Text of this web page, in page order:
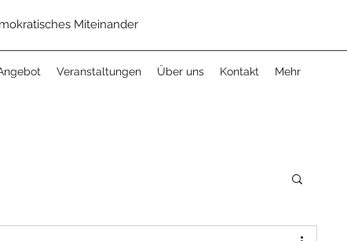
Miteinander
Veranstaltungen Über uns Kontakt Mehr